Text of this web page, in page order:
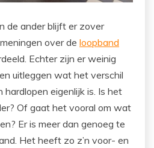
de ander blijft er zover
over de loopband
Echter zijn er weinig
uitleggen wat het verschil
hardlopen eigenlijk is. Is het
Of gaat het vooral om wat
Er is meer dan genoeg te
Het heeft zo z’n voor- en